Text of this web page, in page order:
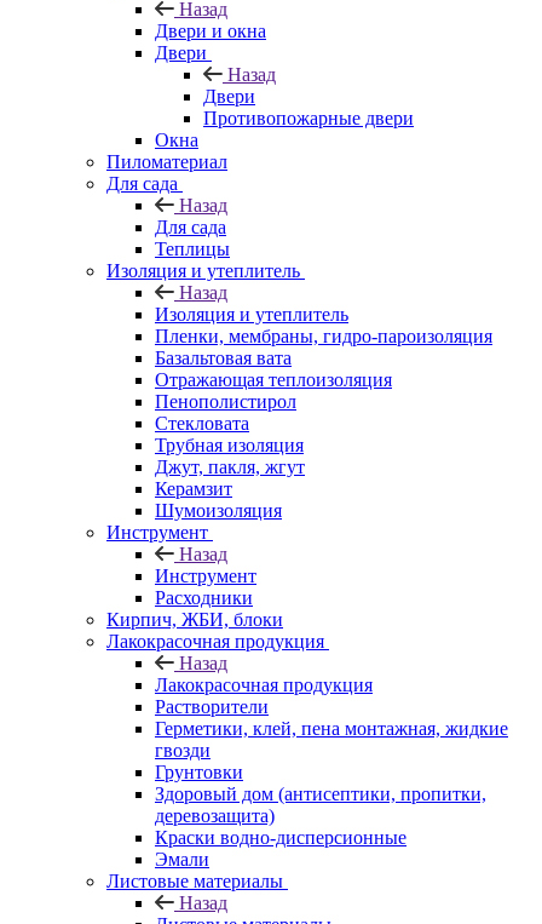
Назад
Двери и окна
Двери
Назад
Двери
Противопожарные двери
Окна
Пиломатериал
Для сада
Назад
Для сада
Теплицы
Изоляция и утеплитель
Назад
Изоляция и утеплитель
Пленки, мембраны, гидро-пароизоляция
Базальтовая вата
Отражающая теплоизоляция
Пенополистирол
Стекловата
Трубная изоляция
Джут, пакля, жгут
Керамзит
Шумоизоляция
Инструмент
Назад
Инструмент
Расходники
Кирпич, ЖБИ, блоки
Лакокрасочная продукция
Назад
Лакокрасочная продукция
Растворители
Герметики, клей, пена монтажная, жидкие
гвозди
Грунтовки
Здоровый дом (антисептики, пропитки,
деревозащита)
Краски водно-дисперсионные
Эмали
Листовые материалы
Назад